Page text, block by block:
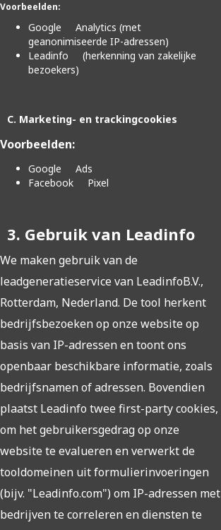
Voorbeelden:
Google Analytics (met
geanonimiseerde IP-adressen)
Leadinfo (herkenning van zakelijke
bezoekers)
C. Marketing- en trackingcookies
Voorbeelden:
Google Ads
Facebook Pixel
3. Gebruik van Leadinfo
We maken gebruik van de
leadgeneratieservice van LeadinfoB.V.,
Rotterdam, Nederland. De tool herkent
bedrijfsbezoeken op onze website op
basis van IP-adressen en toont ons
openbaar beschikbare informatie, zoals
bedrijfsnamen of adressen. Bovendien
plaatst Leadinfo twee first-party cookies,
om het gebruikersgedrag op onze
website te evalueren en verwerkt de
tooldomeinen uit formulierinvoeringen
(bijv. "Leadinfo.com") om IP-adressen met
bedrijven te correleren en diensten te